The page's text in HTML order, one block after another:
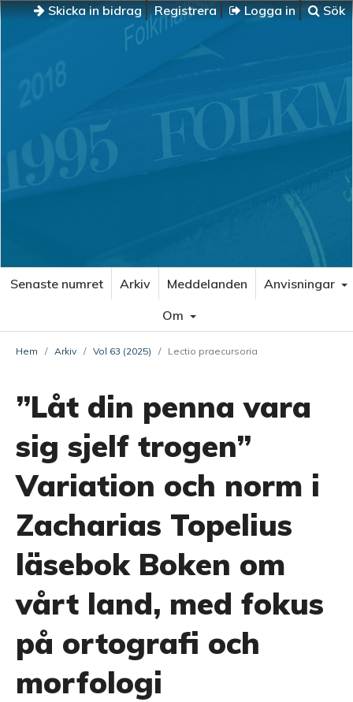
Skicka in bidrag Registrera Logga in Sök
Senaste numret Arkiv Meddelanden
Anvisningar
Om
Hem / Arkiv / Vol 63 (2025) / Lectio praecursoria
”Låt din penna vara
sig sjelf trogen”
Variation och norm i
Zacharias Topelius
läsebok Boken om
vårt land, med fokus
på ortografi och
morfologi